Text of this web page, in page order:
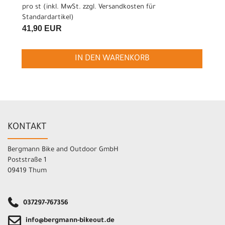
pro st (inkl. MwSt. zzgl. Versandkosten für
Standardartikel)
41,90 EUR
IN DEN WARENKORB
KONTAKT
Bergmann Bike and Outdoor GmbH
Poststraße 1
09419 Thum
037297-767356
info@bergmann-bikeout.de